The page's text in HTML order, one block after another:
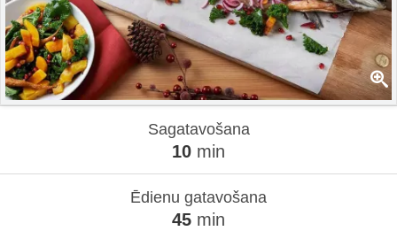
Sagatavošana
10 min
Ēdienu gatavošana
45 min